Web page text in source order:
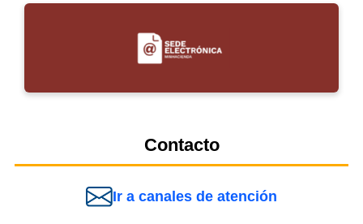
Contacto
Ir a canales de atención